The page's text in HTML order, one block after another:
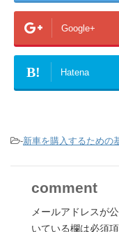
Google+
B! Hatena
-新車を購入するための
comment
メールアドレスが
いている欄は必須